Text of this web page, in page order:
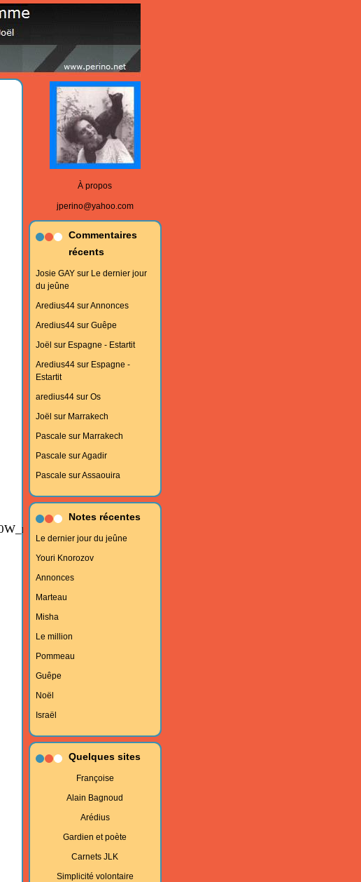
À propos
jperino@yahoo.com
Commentaires
récents
Josie GAYsur Le dernier jour
du jeûne
Aredius44surAnnonces
Aredius44sur Guêpe
Joël sur Espagne - Estartit
Aredius44sur Espagne -
Estartit
aredius44sur Os
Joël sur Marrakech
Pascale sur Marrakech
Pascale surAgadir
Pascale surAssaouira
Notes récentes
Le dernier jour du jeûne
Youri Knorozov
Annonces
Marteau
Misha
Le million
Pommeau
Guêpe
Noël
Israël
Quelques sites
Françoise
Alain Bagnoud
Arédius
Gardien et poète
Carnets JLK
Simplicité volontaire